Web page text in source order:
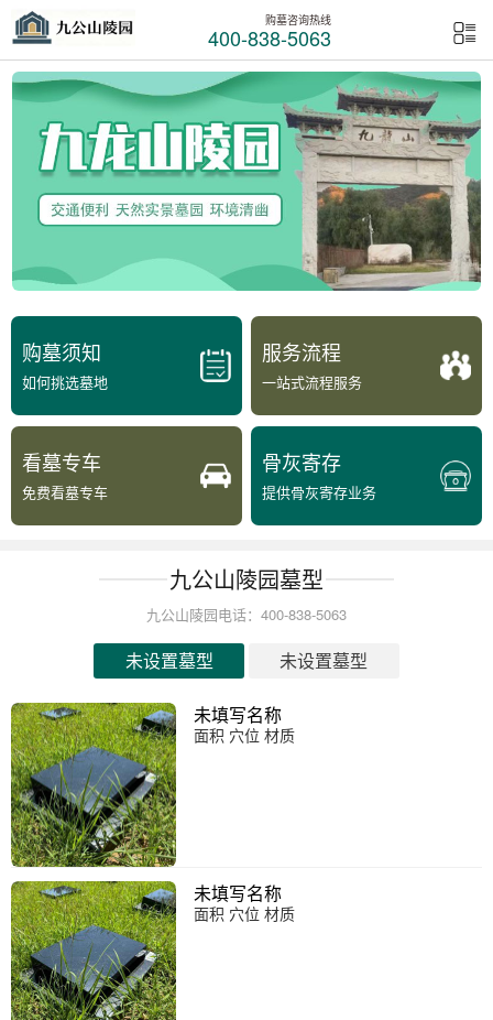
购墓咨询热线
400-838-5063
购墓须知
如何挑选墓地
服务流程
一站式流程服务
看墓专车
免费看墓专车
骨灰寄存
提供骨灰寄存业务
九公山陵园墓型
九公山陵园电话：400-838-5063
未设置墓型 未设置墓型
未填写名称
面积 穴位 材质
未填写名称
面积 穴位 材质